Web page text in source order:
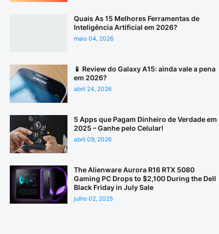
Quais As 15 Melhores Ferramentas de
Inteligência Artificial em 2026?
maio 04, 2026
📱 Review do Galaxy A15: ainda vale a pena
em 2026?
abril 24, 2026
5 Apps que Pagam Dinheiro de Verdade em
2025 – Ganhe pelo Celular!
abril 09, 2026
The Alienware Aurora R16 RTX 5080
Gaming PC Drops to $2,100 During the Dell
Black Friday in July Sale
julho 02, 2025